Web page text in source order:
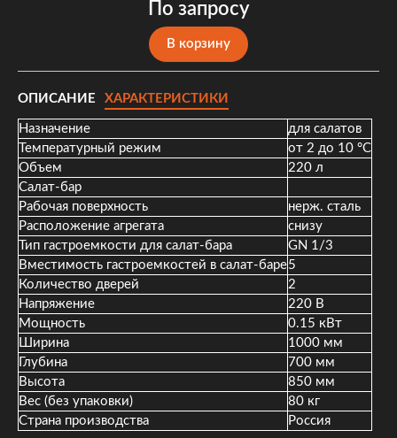
По запросу
В корзину
ОПИСАНИЕ ХАРАКТЕРИСТИКИ
Назначение
для салатов
Температурный режим
от 2 до 10 °С
Объем
220 л
Салат-бар
Рабочая поверхность
нерж. сталь
Расположение агрегата
снизу
Тип гастроемкости для салат-бара
GN 1/3
Вместимость гастроемкостей в салат-баре5
Количество дверей
2
Напряжение
220 В
Мощность
0.15 кВт
Ширина
1000 мм
Глубина
700 мм
Высота
850 мм
Вес (без упаковки)
80 кг
Страна производства
Россия